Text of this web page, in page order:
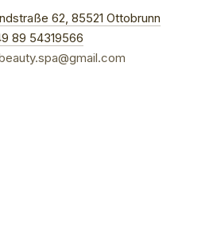
62, 85521 OttobrunnNew
89 54319566